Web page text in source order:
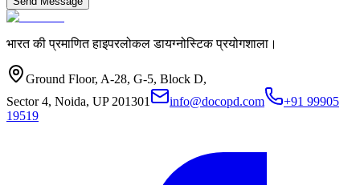
भारत की प्रमाणित हाइपरलोकल डायग्नोस्टिक प्रयोगशाला।
Ground Floor, A-28, G-5, Block D,
Sector 4, Noida, UP 201301
info@docopd.com
+91 99905
19519